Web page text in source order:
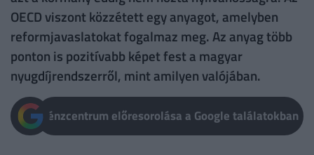
OECD viszont közzétett egy anyagot, amelyben
reformjavaslatokat fogalmaz meg. Az anyag több
ponton is pozitívabb képet fest a magyar
nyugdíjrendszerről, mint amilyen valójában.
Pénzcentrum előresorolása a Google találatokban